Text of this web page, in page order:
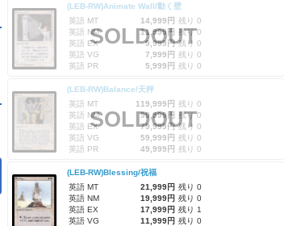
(LEB-RW)Animate Wall/動く壁
英語 MT
14,999円 残り 0
英語 NM
11,999円 残り 0
英語 EX
9,999円 残り 0
英語 VG
7,999円 残り 0
英語 PR
5,999円 残り 0
SOLDOUT
(LEB-RW)Balance/天秤
英語 MT
119,999円 残り 0
英語 NM
99,999円 残り 0
英語 EX
79,999円 残り 0
英語 VG
59,999円 残り 0
英語 PR
49,999円 残り 0
SOLDOUT
(LEB-RW)Blessing/祝福
英語 MT
21,999円 残り 0
英語 NM
19,999円 残り 0
英語 EX
17,999円 残り 1
英語 VG
11,999円 残り 0